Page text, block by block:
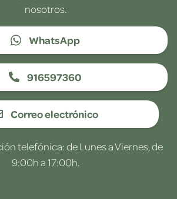
nosotros.
WhatsApp
916597360
Correo electrónico
telefónica: de Lunes a Viernes, de
9:00h a 17:00h.